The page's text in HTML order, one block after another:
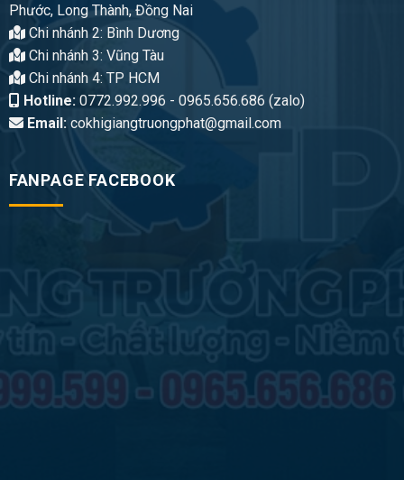
Phước, Long Thành, Đồng Nai
Chi nhánh 2: Bình Dương
Chi nhánh 3: Vũng Tàu
Chi nhánh 4: TP HCM
Hotline:0772.992.996 - 0965.656.686 (zalo)
Email:cokhigiangtruongphat@gmail.com
FANPAGE FACEBOOK